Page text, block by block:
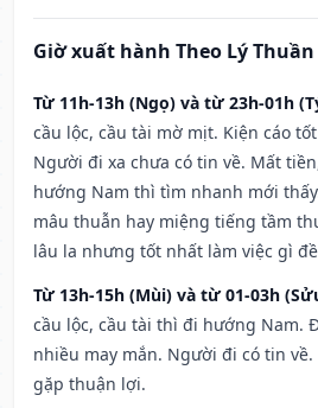
Giờ xuất hành Theo Lý
Từ 11h-13h (Ngọ) và từ 23h-01h
cầu lộc, cầu tài mờ mịt. Kiện cáo
Người đi xa chưa có tin về. Mất
hướng Nam thì tìm nhanh mới
mâu thuẫn hay miệng tiếng tầm
lâu la nhưng tốt nhất làm việc gì
Từ 13h-15h (Mùi) và từ 01-03h
cầu lộc, cầu tài thì đi hướng Nam.
nhiều may mắn. Người đi có tin
gặp thuận lợi.